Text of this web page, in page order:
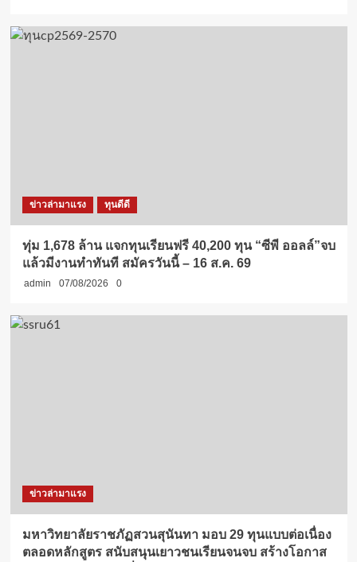
ข่าวล่ามาแรง ทุนดีดี
ทุ่ม 1,678 ล้าน แจกทุนเรียนฟรี 40,200 ทุน “ซีพี ออลล์”จบ
แล้วมีงานทำทันที สมัครวันนี้ – 16 ส.ค. 69
admin 07/08/2026 0
ข่าวล่ามาแรง
มหาวิทยาลัยราชภัฏสวนสุนันทา มอบ 29 ทุนแบบต่อเนื่อง
ตลอดหลักสูตร สนับสนุนเยาวชนเรียนจนจบ สร้างโอกาส